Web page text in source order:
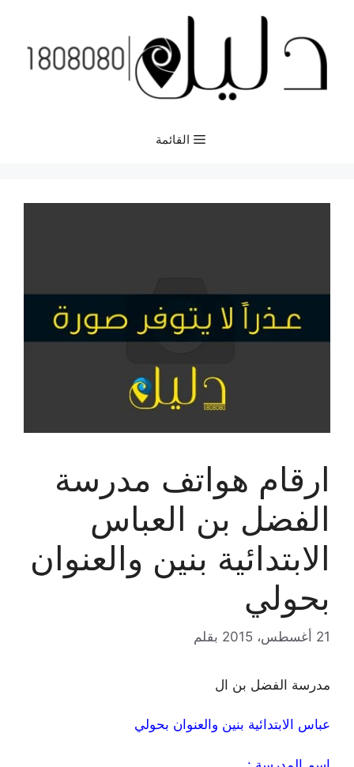
المحتوى
القائمة
ارقام هواتف مدرسة
الفضل بن العباس
الابتدائية بنين والعنوان
بحولي
21 أغسطس، 2015 بقلم
مدرسة الفضل بن ال
عباس الابتدائية بنين والعنوان بحولي